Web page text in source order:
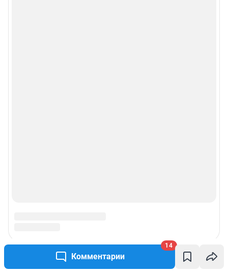
Комментарии
14